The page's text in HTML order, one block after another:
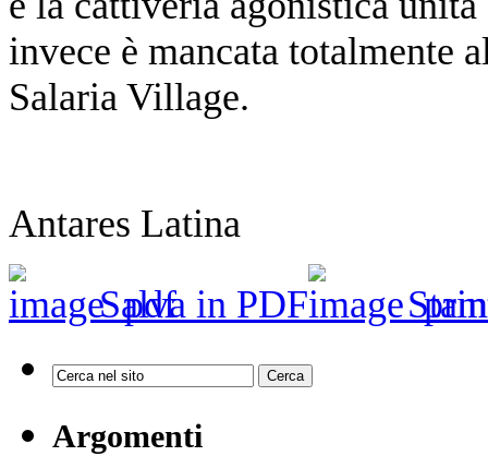
invece è mancata totalmente
Salaria Village.
Antares Latina
Salva in PDF
Argomenti